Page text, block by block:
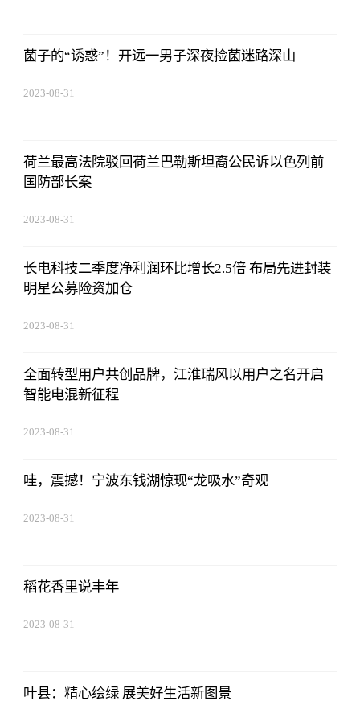
菌子的“诱惑”！开远一男子深夜捡菌迷路深山
2023-08-31
荷兰最高法院驳回荷兰巴勒斯坦裔公民诉以色列前
国防部长案
2023-08-31
长电科技二季度净利润环比增长2.5倍 布局先进封装
明星公募险资加仓
2023-08-31
全面转型用户共创品牌，江淮瑞风以用户之名开启
智能电混新征程
2023-08-31
哇，震撼！宁波东钱湖惊现“龙吸水”奇观
2023-08-31
稻花香里说丰年
2023-08-31
叶县：精心绘绿 展美好生活新图景